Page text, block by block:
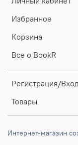
Избранное
Корзина
Все о BookR
Регистрация/Вход
Товары
Интернет-магазин